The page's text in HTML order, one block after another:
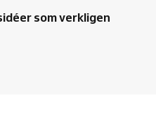
som verkligen